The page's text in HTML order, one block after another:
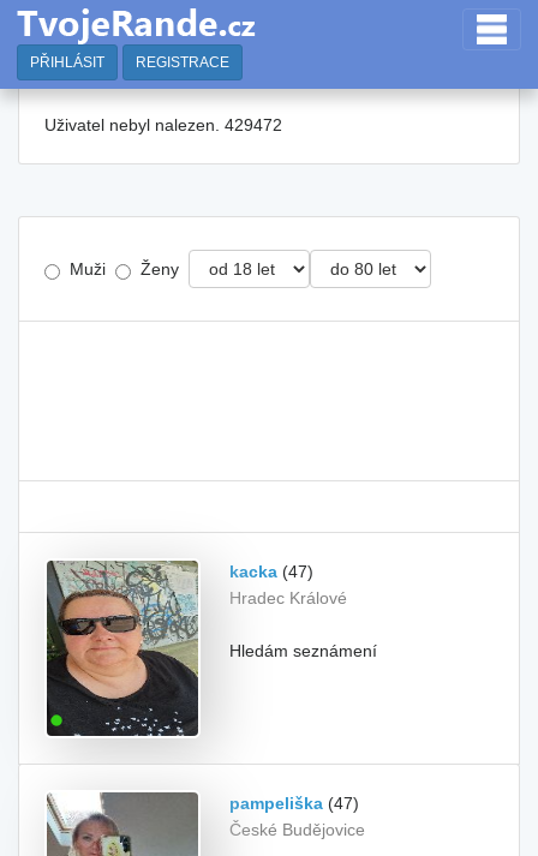
PŘIHLÁSIT REGISTRACE
Uživatel nebyl nalezen. 429472
Muži Ženy
kacka (47)
Hradec Králové
Hledám seznámení
pampeliška (47)
České Budějovice